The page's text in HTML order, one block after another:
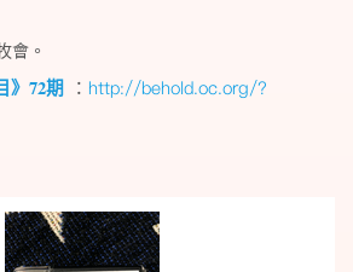
會。
》 72期 ： http://behold.oc.org/?